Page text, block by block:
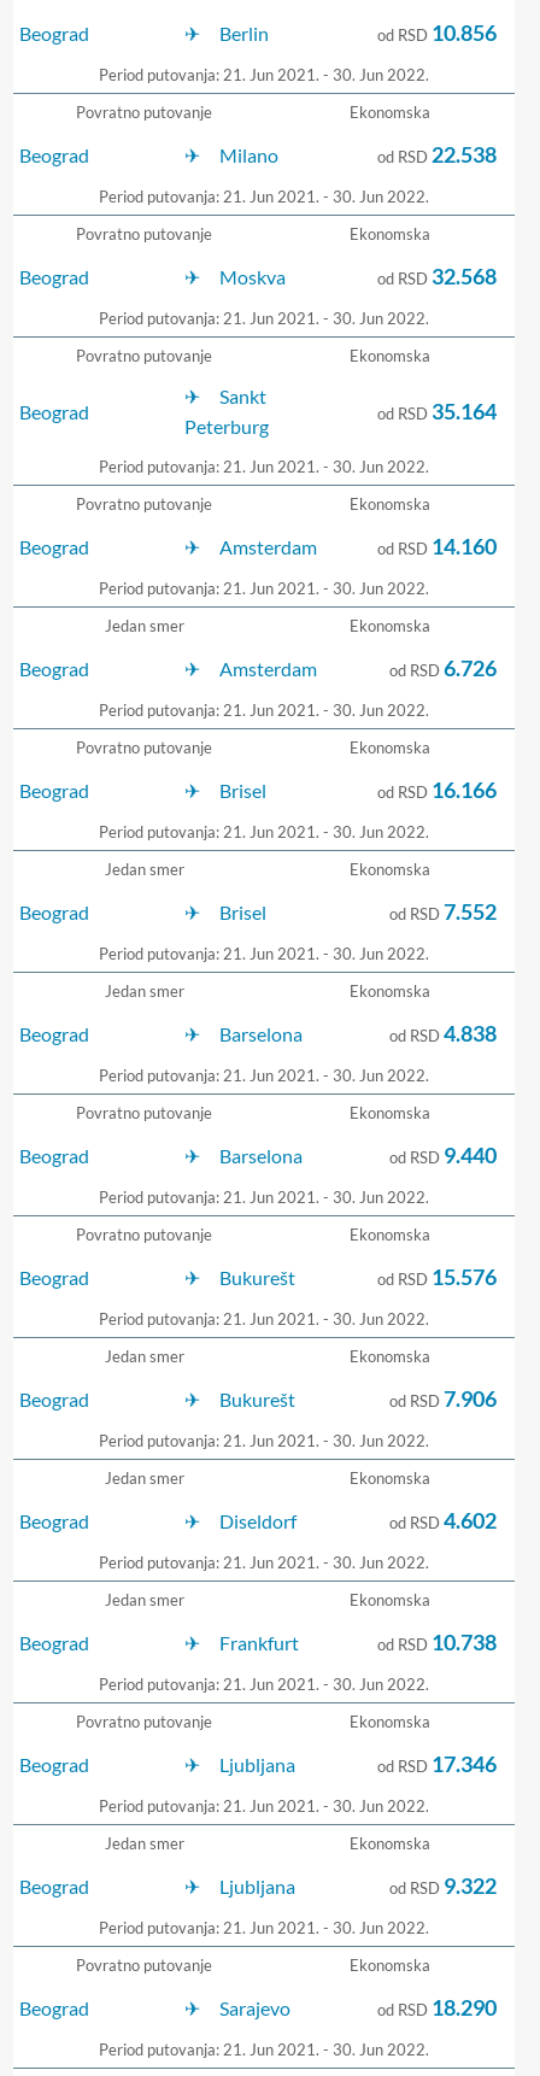
Beograd Berlin
Period putovanja: 21. Jun 2021. - 30. Jun 2022.
od RSD 10.856
Povratno putovanje
Beograd Milano
Ekonomska
Period putovanja: 21. Jun 2021. - 30. Jun 2022.
od RSD 22.538
Povratno putovanje
Beograd Moskva
Ekonomska
Period putovanja: 21. Jun 2021. - 30. Jun 2022.
od RSD 32.568
Povratno putovanje
Beograd
Sankt
Peterburg
Ekonomska
Period putovanja: 21. Jun 2021. - 30. Jun 2022.
od RSD 35.164
Povratno putovanje
Beograd Amsterdam
Ekonomska
Period putovanja: 21. Jun 2021. - 30. Jun 2022.
od RSD 14.160
Jedan smer
Beograd Amsterdam
Ekonomska
Period putovanja: 21. Jun 2021. - 30. Jun 2022.
od RSD6.726
Povratno putovanje
Beograd Brisel
Ekonomska
Period putovanja: 21. Jun 2021. - 30. Jun 2022.
od RSD 16.166
Jedan smer
Beograd Brisel
Ekonomska
Period putovanja: 21. Jun 2021. - 30. Jun 2022.
od RSD7.552
Jedan smer
Beograd Barselona
Ekonomska
Period putovanja: 21. Jun 2021. - 30. Jun 2022.
od RSD4.838
Povratno putovanje
Beograd Barselona
Ekonomska
Period putovanja: 21. Jun 2021. - 30. Jun 2022.
od RSD 9.440
Povratno putovanje
Beograd Bukurešt
Ekonomska
Period putovanja: 21. Jun 2021. - 30. Jun 2022.
od RSD 15.576
Jedan smer
Beograd Bukurešt
Ekonomska
Period putovanja: 21. Jun 2021. - 30. Jun 2022.
od RSD7.906
Jedan smer
Beograd Diseldorf
Ekonomska
Period putovanja: 21. Jun 2021. - 30. Jun 2022.
od RSD4.602
Jedan smer
Beograd Frankfurt
Ekonomska
Period putovanja: 21. Jun 2021. - 30. Jun 2022.
od RSD 10.738
Povratno putovanje
Beograd Ljubljana
Ekonomska
Period putovanja: 21. Jun 2021. - 30. Jun 2022.
od RSD 17.346
Jedan smer
Beograd Ljubljana
Ekonomska
Period putovanja: 21. Jun 2021. - 30. Jun 2022.
od RSD 9.322
Povratno putovanje
Beograd Sarajevo
Ekonomska
Period putovanja: 21. Jun 2021. - 30. Jun 2022.
od RSD 18.290